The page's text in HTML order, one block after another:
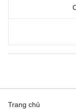
Trang chủ